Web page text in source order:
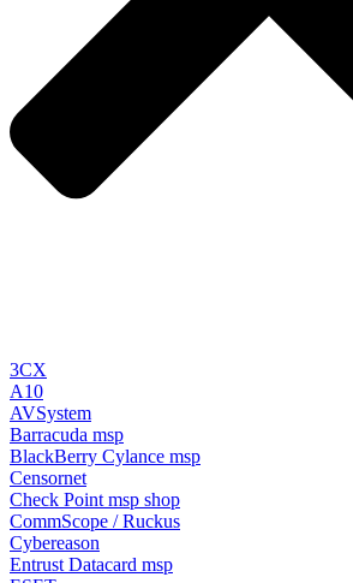
3CX
A10
AVSystem
Barracuda msp
BlackBerry Cylance msp
Censornet
Check Point msp shop
CommScope / Ruckus
Cybereason
Entrust Datacard msp